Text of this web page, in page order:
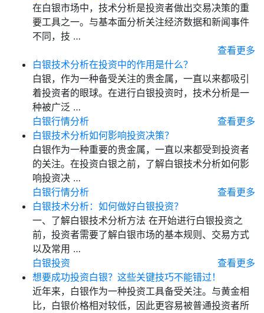
在白银市场中，技术分析是投资者做出交易决策的重
要工具之一。与基本面分析关注经济数据和新闻事件
不同，技 …
查看更多
白银技术分析在投资中的作用是什么？
白银，作为一种备受关注的贵金属，一直以来都吸引
着投资者的眼球。在进行白银投资时，技术分析是一
种被广泛 …
白银行情分析
查看更多
白银技术分析如何影响投资决策？
白银作为一种重要的贵金属，一直以来都受到投资者
的关注。在投资白银之前，了解白银技术分析如何影
响投资决 …
白银行情分析
查看更多
白银技术分析：如何做好白银投资？
一、了解白银技术分析方法 在开始进行白银投资之
前，投资者需要了解白银市场的基本规则、交易方式
以及常用 …
白银投资
查看更多
想要成功投资白银？这些关键技巧不能错过！
近年来，白银作为一种投资工具备受关注。与黄金相
比，白银价格相对较低，因此更容易被普通投资者所